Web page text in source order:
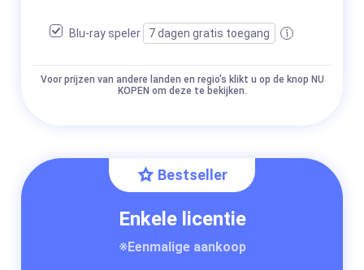
Blu-ray speler 7 dagen gratis toegang
Voor prijzen van andere landen en regio's klikt u op de knop NU
KOPEN om deze te bekijken.
Bestseller
Enkele licentie
※Eenmalige aankoop